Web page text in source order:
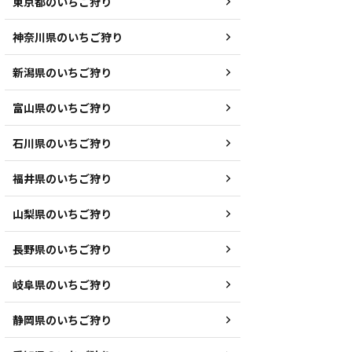
神奈川県のいちご狩り
新潟県のいちご狩り
富山県のいちご狩り
石川県のいちご狩り
福井県のいちご狩り
山梨県のいちご狩り
長野県のいちご狩り
岐阜県のいちご狩り
静岡県のいちご狩り